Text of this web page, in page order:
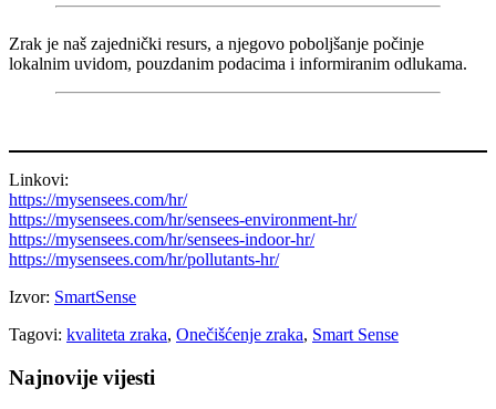
Zrak je naš zajednički resurs, a njegovo poboljšanje počinje
lokalnim uvidom, pouzdanim podacima i informiranim odlukama.
Linkovi:
https://mysensees.com/hr/
https://mysensees.com/hr/sensees-environment-hr/
https://mysensees.com/hr/sensees-indoor-hr/
https://mysensees.com/hr/pollutants-hr/
Izvor: SmartSense
Tagovi: kvaliteta zraka, Onečišćenje zraka, Smart Sense
Najnovije vijesti